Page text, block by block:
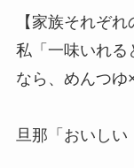
【家族それぞれ
私「一味いれる
なら、めんつゆ
旦那「おいしい